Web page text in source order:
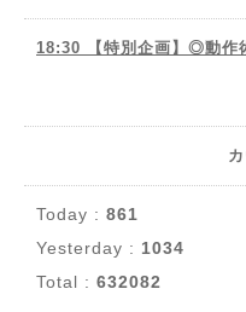
18:30 【特別企画】◎動作
Today : 861
Yesterday : 1034
Total : 632082